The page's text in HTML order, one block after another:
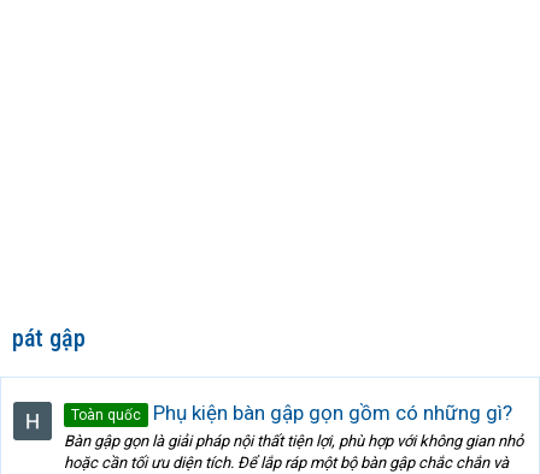
pát gập
Toàn quốc Phụ kiện bàn gập gọn gồm có những gì?
Bàn gập gọn là giải pháp nội thất tiện lợi, phù hợp với không gian nhỏ
hoặc cần tối ưu diện tích. Để lắp ráp một bộ bàn gập chắc chắn và